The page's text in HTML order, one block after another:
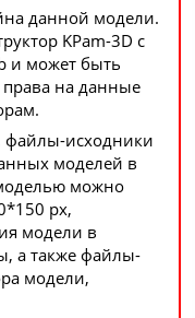
данной модели.
KPam-3D с
и может быть
права на данные
файлы-исходники
моделей в
можно
px,
модели в
а также файлы-
модели,